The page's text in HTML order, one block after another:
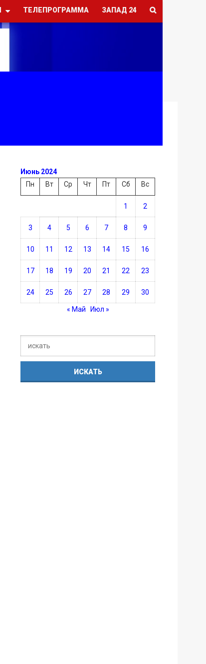
ТЕЛЕПРОГРАММА ЗАПАД 24
Июнь 2024
Пн
Вт Ср Чт Пт Сб Вс
1 2
3 4 5 6 7 8 9
10 11 12 13 14 15 16
17 18 19 20 21 22 23
24 25 26 27 28 29 30
« Май Июл »